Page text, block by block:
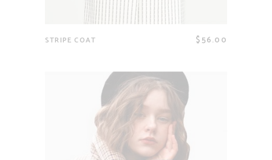
STRIPE COAT $56.00